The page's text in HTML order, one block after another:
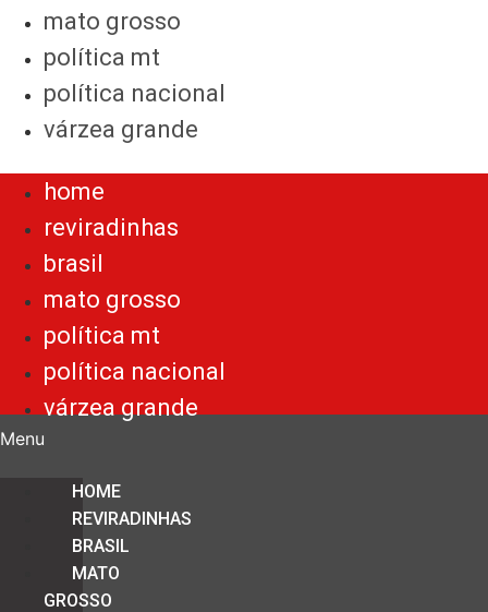
mato grosso
política mt
política nacional
várzea grande
home
reviradinhas
brasil
mato grosso
política mt
política nacional
várzea grande
Menu
HOME
REVIRADINHAS
BRASIL
MATO
GROSSO